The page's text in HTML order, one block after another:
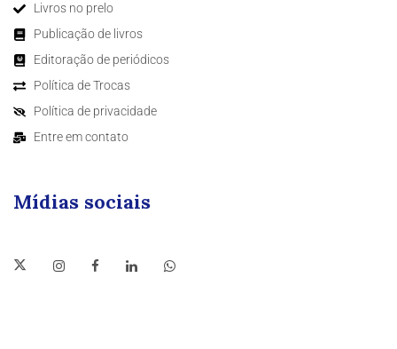
Livros no prelo
Publicação de livros
Editoração de periódicos
Política de Trocas
Política de privacidade
Entre em contato
Mídias sociais